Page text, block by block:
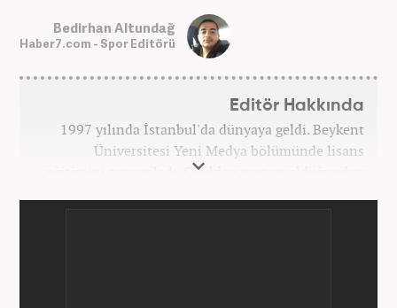
Bedirhan Altundağ
Haber7.com - Spor Editörü
Editör Hakkında
1997 yılında İstanbul'da dünyaya geldi. Beykent
Üniversitesi Yeni Medya bölümünde lisans
eğitimini tamamladı. Okuldan mezun olduğundan